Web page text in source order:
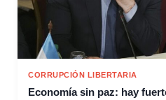
CORRUPCIÓN LIBERTARIA
Economía sin paz: hay